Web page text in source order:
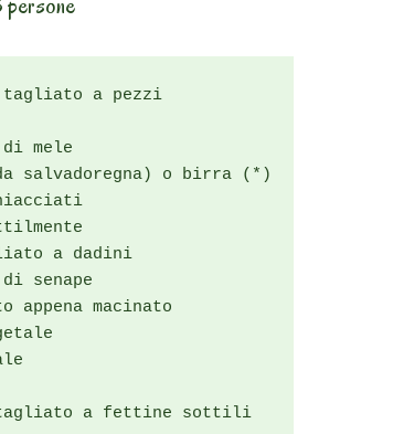
a pezzi
mele
salvadoregna) o birra (*)
a dadini
senape
macinato
tagliato a fettine sottili